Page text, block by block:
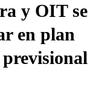
y OIT se
en plan